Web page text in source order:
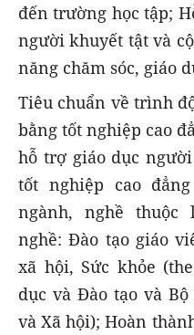
đến trường học tập;
người khuyết tật và
năng chăm sóc, giáo
Tiêu chuẩn về trình
bằng tốt nghiệp cao
hỗ trợ giáo dục
tốt nghiệp cao
ngành, nghề thuộc
nghề: Đào tạo giáo
xã hội, Sức khỏe
dục và Đào tạo và
và Xã hội); Hoàn